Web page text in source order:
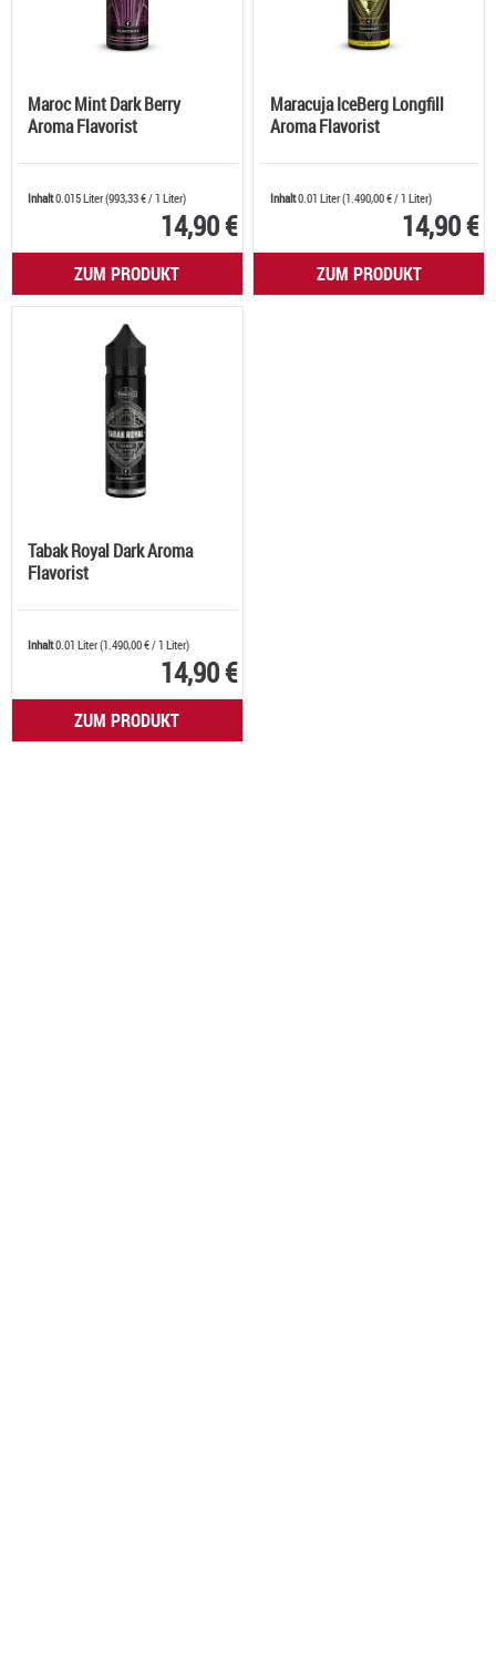
Maroc Mint Dark Berry
Aroma Flavorist
Inhalt0.015 Liter(993,33 €/ 1 Liter)
14,90 €
ZUM PRODUKT
Maracuja IceBerg Longfill
Aroma Flavorist
Inhalt0.01 Liter(1.490,00 €/ 1 Liter)
14,90 €
ZUM PRODUKT
Tabak Royal Dark Aroma
Flavorist
Inhalt0.01 Liter(1.490,00 €/ 1 Liter)
14,90 €
ZUM PRODUKT